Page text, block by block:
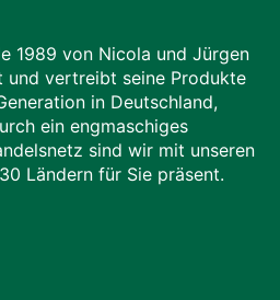
1989 von Nicola und Jürgen
und vertreibt seine Produkte
in Deutschland,
ein engmaschiges
sind wir mit unseren
Ländern für Sie präsent.